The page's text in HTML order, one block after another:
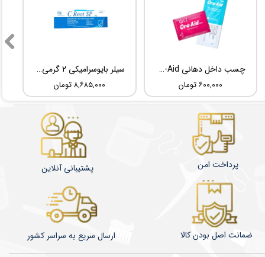
سیلر بایوسرامیکی 2 گرمی Root Dental Medical C-Root SP
۸,۶۸۵,۰۰۰ تومان
چسب داخل دهانی TBM Ora-Aid
۶۰۰,۰۰۰ تومان
​​​​ارسال سریع به سراسر کشور ضمانت اصل بودن کالا
پشتیبانی آنلاین پرداخت امن